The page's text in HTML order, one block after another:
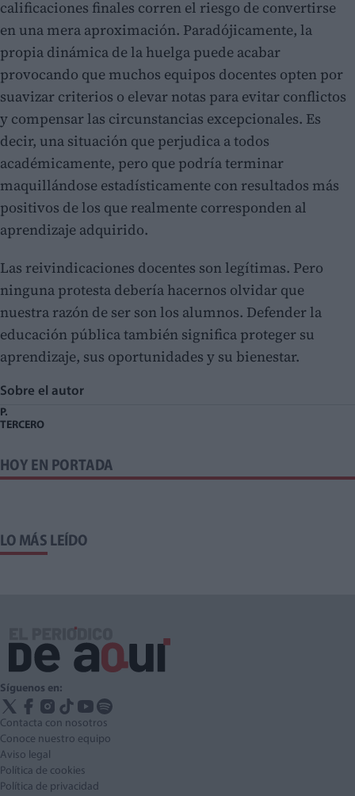
calificaciones finales corren el riesgo de convertirse
en una mera aproximación. Paradójicamente, la
propia dinámica de la huelga puede acabar
provocando que muchos equipos docentes opten por
suavizar criterios o elevar notas para evitar conflictos
y compensar las circunstancias excepcionales. Es
decir, una situación que perjudica a todos
académicamente, pero que podría terminar
maquillándose estadísticamente con resultados más
positivos de los que realmente corresponden al
aprendizaje adquirido.
Las reivindicaciones docentes son legítimas. Pero
ninguna protesta debería hacernos olvidar que
nuestra razón de ser son los alumnos. Defender la
educación pública también significa proteger su
aprendizaje, sus oportunidades y su bienestar.
Sobre el autor
P.
TERCERO
HOY EN PORTADA
LO MÁS LEÍDO
Síguenos en:
Contacta con nosotros
Conoce nuestro equipo
Aviso legal
Política de cookies
Política de privacidad